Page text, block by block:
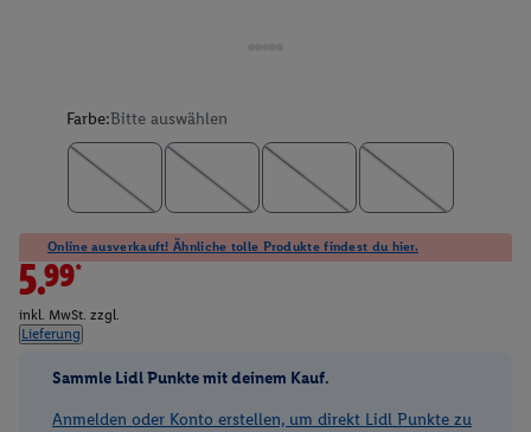
Farbe:Bitte auswählen
Online ausverkauft! Ähnliche tolle Produkte findest du hier.
5.99*
inkl. MwSt. zzgl.
Lieferung
Sammle Lidl Punkte mit deinem Kauf.
Anmelden oder Konto erstellen, um direkt Lidl Punkte zu